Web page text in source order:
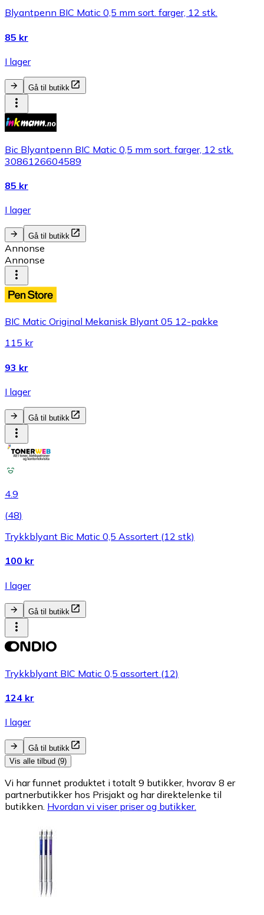
Blyantpenn BIC Matic 0,5 mm sort. farger, 12 stk.
85 kr
I lager
Gå til butikk
Bic Blyantpenn BIC Matic 0,5 mm sort. farger, 12 stk.
3086126604589
85 kr
I lager
Gå til butikk
Annonse
Annonse
BIC Matic Original Mekanisk Blyant 05 12-pakke
115 kr
93 kr
I lager
Gå til butikk
4.9
(48)
Trykkblyant Bic Matic 0,5 Assortert (12 stk)
100 kr
I lager
Gå til butikk
Trykkblyant BIC Matic 0,5 assortert (12)
124 kr
I lager
Gå til butikk
Vis alle tilbud (9)
Vi har funnet produktet i totalt 9 butikker, hvorav 8 er
partnerbutikker hos Prisjakt og har direktelenke til
butikken. Hvordan vi viser priser og butikker.